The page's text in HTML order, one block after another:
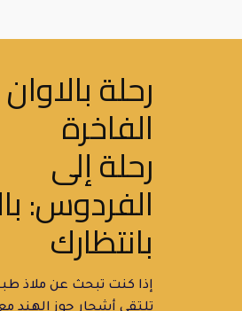
رحلة بالاوان
الفاخرة
رحلة إلى
الفردوس:
بانتظارك
إذا كنت تبحث عن ملاذ